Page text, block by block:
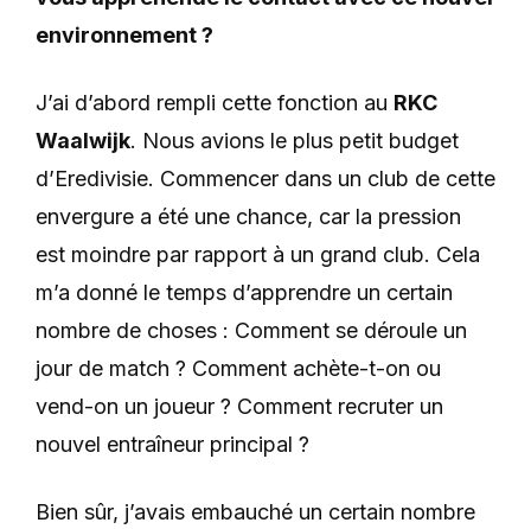
environnement ?
J’ai d’abord rempli cette fonction au RKC
Waalwijk. Nous avions le plus petit budget
d’Eredivisie. Commencer dans un club de cette
envergure a été une chance, car la pression
est moindre par rapport à un grand club. Cela
m’a donné le temps d’apprendre un certain
nombre de choses : Comment se déroule un
jour de match ? Comment achète-t-on ou
vend-on un joueur ? Comment recruter un
nouvel entraîneur principal ?
Bien sûr, j’avais embauché un certain nombre